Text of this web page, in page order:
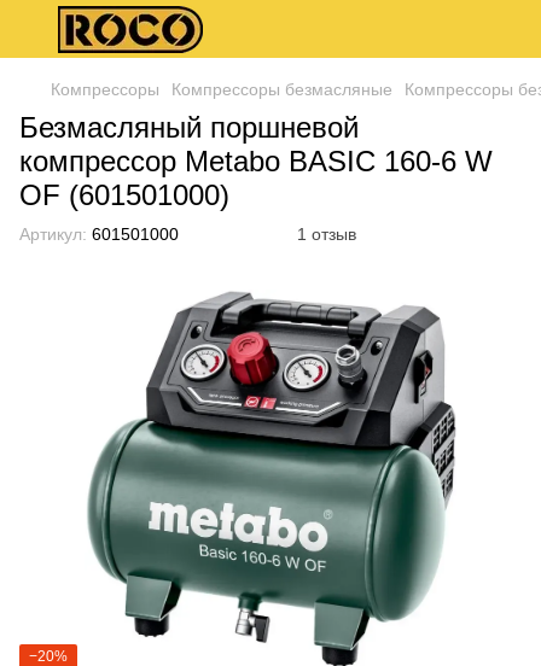
Компрессоры Компрессоры безмасляные Компрессоры
Безмасляный поршневой
компрессор Metabo BASIC 160-6 W
OF (601501000)
Артикул: 601501000 1 отзыв
−20%